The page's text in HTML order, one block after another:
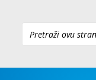
Pretraži